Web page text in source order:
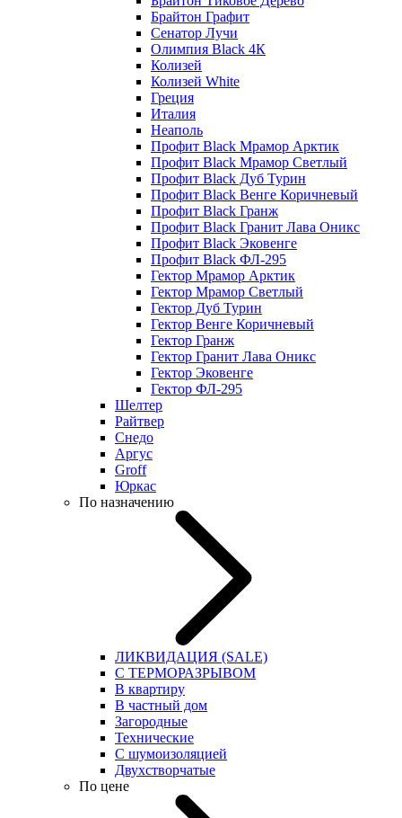
Брайтон Графит
Сенатор Лучи
Олимпия Black 4К
Колизей
Колизей White
Греция
Италия
Неаполь
Профит Black Мрамор Арктик
Профит Black Мрамор Светлый
Профит Black Дуб Турин
Профит Black Венге Коричневый
Профит Black Гранж
Профит Black Гранит Лава Оникс
Профит Black Эковенге
Профит Black ФЛ-295
Гектор Мрамор Арктик
Гектор Мрамор Светлый
Гектор Дуб Турин
Гектор Венге Коричневый
Гектор Гранж
Гектор Гранит Лава Оникс
Гектор Эковенге
Гектор ФЛ-295
Шелтер
Райтвер
Снедо
Аргус
Groff
Юркас
По назначению
ЛИКВИДАЦИЯ (SALE)
С ТЕРМОРАЗРЫВОМ
В квартиру
В частный дом
Загородные
Технические
С шумоизоляцией
Двухстворчатые
По цене